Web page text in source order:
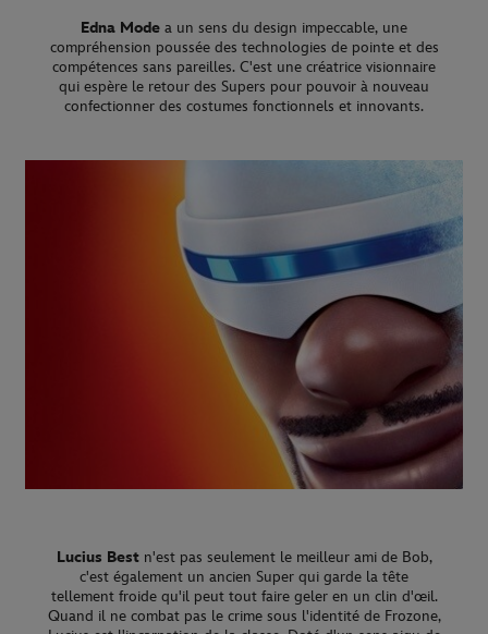
Edna Mode a un sens du design impeccable, une
compréhension poussée des technologies de pointe et des
compétences sans pareilles. C'est une créatrice visionnaire
qui espère le retour des Supers pour pouvoir à nouveau
confectionner des costumes fonctionnels et innovants.
Lucius Bestn'est pas seulement le meilleur ami de Bob,
c'est également un ancien Super qui garde la tête
tellement froide qu'il peut tout faire geler en un clin d'œil.
Quand il ne combat pas le crime sous l'identité de Frozone,